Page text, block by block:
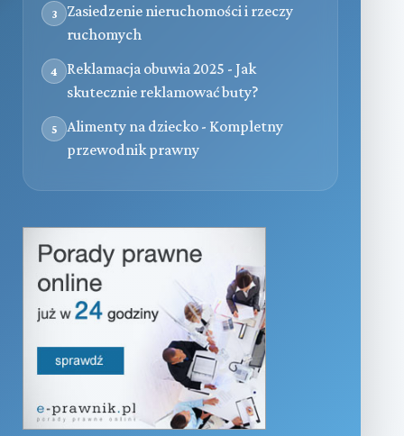
3
Zasiedzenie nieruchomości i rzeczy
ruchomych
4
Reklamacja obuwia 2025 - Jak
skutecznie reklamować buty?
5
Alimenty na dziecko - Kompletny
przewodnik prawny